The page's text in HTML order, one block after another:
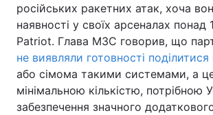
російських ракетних атак, хоча
наявності у своїх арсеналах понад
Patriot. Глава МЗС говорив, що
не виявляли готовності поділитися
або сімома такими системами, а
мінімальною кількістю, потрібною
забезпечення значного